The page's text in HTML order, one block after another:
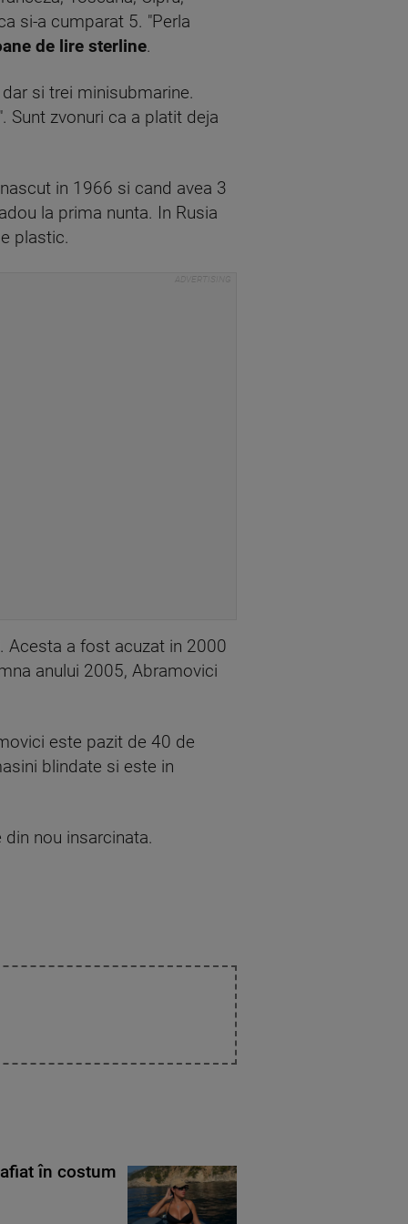
si-a cumparat 5. "Perla
de lire sterline.
si trei minisubmarine.
Sunt zvonuri ca a platit deja
in 1966 si cand avea 3
la prima nunta. In Rusia
plastic.
. Acesta a fost acuzat in 2000
anului 2005, Abramovici
este pazit de 40 de
blindate si este in
nou insarcinata.
în costum